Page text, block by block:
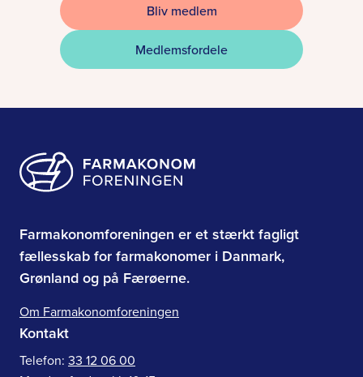
Bliv medlem
Medlemsfordele
Farmakonomforeningen er et stærkt fagligt
fællesskab for farmakonomer i Danmark,
Grønland og på Færøerne.
Om Farmakonomforeningen
Kontakt
Telefon: 33 12 06 00